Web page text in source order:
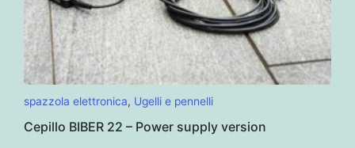
spazzola elettronica, Ugelli e pennelli
Cepillo BIBER 22 – Power supply version